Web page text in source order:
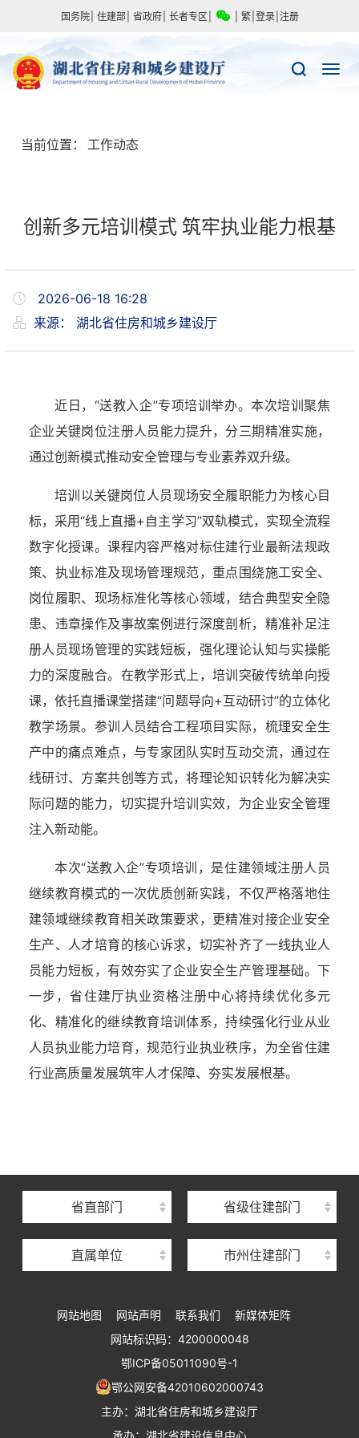
国务院 住建部 省政府 长者专区 繁 登录 注册
当前位置： 工作动态
创新多元培训模式 筑牢执业能力根基
2026-06-18 16:28
来源： 湖北省住房和城乡建设厅
近日，“送教入企”专项培训举办。本次培训聚焦
企业关键岗位注册人员能力提升，分三期精准实施，
通过创新模式推动安全管理与专业素养双升级。
培训以关键岗位人员现场安全履职能力为核心目
标，采用“线上直播+自主学习”双轨模式，实现全流程
数字化授课。课程内容严格对标住建行业最新法规政
策、执业标准及现场管理规范，重点围绕施工安全、
岗位履职、现场标准化等核心领域，结合典型安全隐
患、违章操作及事故案例进行深度剖析，精准补足注
册人员现场管理的实践短板，强化理论认知与实操能
力的深度融合。在教学形式上，培训突破传统单向授
课，依托直播课堂搭建“问题导向+互动研讨”的立体化
教学场景。参训人员结合工程项目实际，梳理安全生
产中的痛点难点，与专家团队实时互动交流，通过在
线研讨、方案共创等方式，将理论知识转化为解决实
际问题的能力，切实提升培训实效，为企业安全管理
注入新动能。
本次“送教入企”专项培训，是住建领域注册人员
继续教育模式的一次优质创新实践，不仅严格落地住
建领域继续教育相关政策要求，更精准对接企业安全
生产、人才培育的核心诉求，切实补齐了一线执业人
员能力短板，有效夯实了企业安全生产管理基础。下
一步，省住建厅执业资格注册中心将持续优化多元
化、精准化的继续教育培训体系，持续强化行业从业
人员执业能力培育，规范行业执业秩序，为全省住建
行业高质量发展筑牢人才保障、夯实发展根基。
省直部门 省级住建部门
直属单位
湖北省住房保障中心
湖北省建设工程质量安全监督总站
湖北省建设工程标准定额管理总站
湖北省住建厅执业资格注册中心
湖北省城乡建设发展中心
湖北城市建设职业技术学院
市州住建部门
网站地图 网站声明 联系我们
新媒体矩阵
网站标识码：4200000048
鄂ICP备05011090号-1
鄂公网安备42010602000743
主办：湖北省住房和城乡建设厅
承办：湖北省建设信息中心